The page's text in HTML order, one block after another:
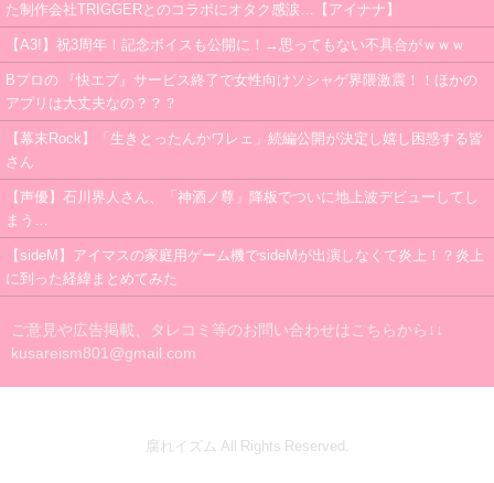
た制作会社TRIGGERとのコラボにオタク感涙…【アイナナ】
【A3!】祝3周年！記念ボイスも公開に！→思ってもない不具合がｗｗｗ
Bプロの 『快エブ』サービス終了で女性向けソシャゲ界隈激震！！ほかの
アプリは大丈夫なの？？？
【幕末Rock】「生きとったんかワレェ」続編公開が決定し嬉し困惑する皆
さん
【声優】石川界人さん、「神酒ノ尊」降板でついに地上波デビューしてし
まう…
【sideM】アイマスの家庭用ゲーム機でsideMが出演しなくて炎上！？炎上
に到った経緯まとめてみた
ご意見や広告掲載、タレコミ等のお問い合わせはこちらから↓↓
kusareism801@gmail.com
腐れイズム All Rights Reserved.